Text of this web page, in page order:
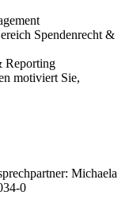
Spendenrecht &
Reporting
motiviert Sie,
Michaela
0